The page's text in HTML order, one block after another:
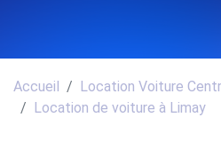
Accueil
Location Voiture
Location de voiture à Limay